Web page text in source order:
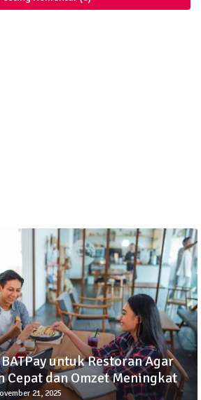
untuk Restoran Agar
Cepat dan Omzet Meningkat
21, 2025